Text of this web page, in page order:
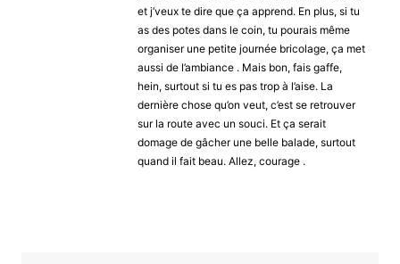
et j’veux te dire que ça apprend. En plus, si tu
as des potes dans le coin, tu pourais même
organiser une petite journée bricolage, ça met
aussi de l’ambiance . Mais bon, fais gaffe,
hein, surtout si tu es pas trop à l’aise. La
dernière chose qu’on veut, c’est se retrouver
sur la route avec un souci. Et ça serait
domage de gâcher une belle balade, surtout
quand il fait beau. Allez, courage .